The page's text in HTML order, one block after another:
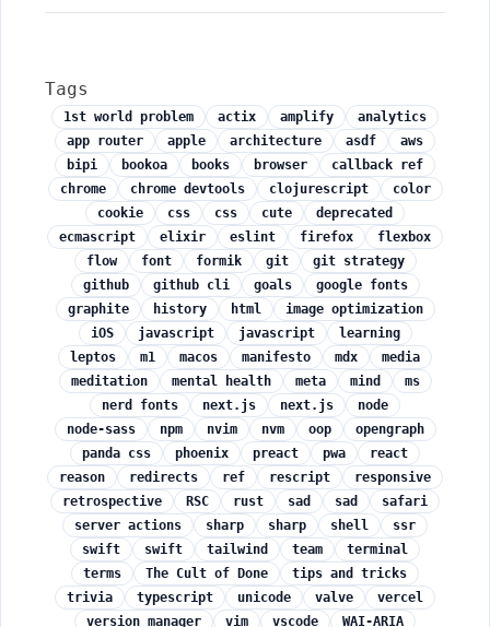
Tags
1st world problem actix amplify
analytics
app router
apple architecture asdf
aws
bipi
bookoa books browser
callback ref
chrome
chrome devtools clojurescript
color
cookie
css css cute
deprecated
ecmascript
elixir eslint firefox
flexbox
flow
font formik git
git strategy
github
github cli goals
google fonts
graphite
history html
image optimization
iOS
javascript javascript
learning
leptos
m1 macos manifesto mdx
media
meditation
mental health meta mind
ms
nerd fonts
next.js next.js
node
node-sass
npm nvim nvm oop
opengraph
panda css
phoenix preact pwa
react
reason
redirects ref rescript
responsive
retrospective
RSC rust sad sad
safari
server actions
sharp sharp shell
ssr
swift
swift tailwind team
terminal
terms
The Cult of Done
tips and tricks
trivia
typescript unicode valve
vercel
version manager
vim vscode WAI-ARIA